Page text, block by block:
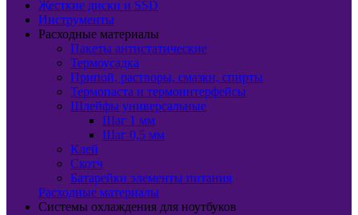
Жесткие диски и SSD
Инструменты
Расходные материалы
Пакеты антистатические
Термоусадка
Припой, растворы, смазки, спирты
Термопаста и термоинтерфейсы
Шлейфы универсальные
Шаг 1 мм
Шаг 0,5 мм
Клей
Скотч
Батарейки элементы питания
Расходные материалы
Системы охлаждения для ноутбуков